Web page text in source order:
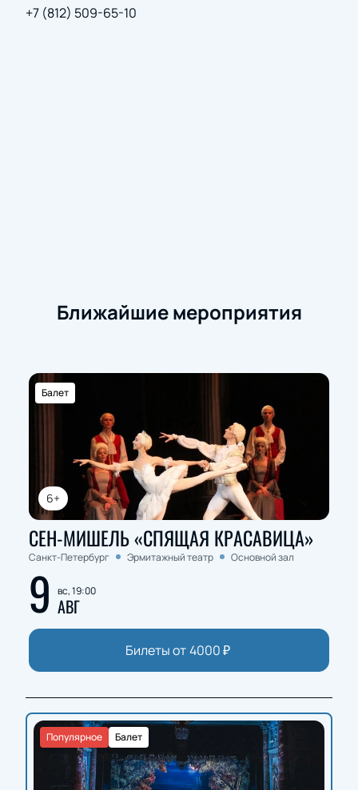
Расписание спектакля указано в разделе
состава.
Елизавета Меньшикова, Павел Елкин.
+7 (812) 509-65-10
Ближайшие мероприятия
6+
Балет
СЕН-МИШЕЛЬ «СПЯЩАЯ КРАСАВИЦА»
Санкт-Петербург Эрмитажный театр Основной зал
9 вс, 19:00
АВГ
Билеты от 4000₽
Балет
Популярное